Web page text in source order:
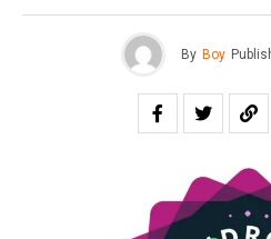
By Boy